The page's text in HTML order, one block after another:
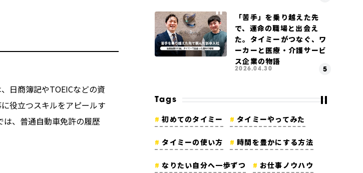
日商簿記やTOEICなどの資
役立つスキルをアピールす
は、普通自動車免許の履歴
「苦手」を乗り越えた先
で、運命の職場と出会え
た。タイミーがつなぐ、ワ
ーカーと医療・介護サービ
ス企業の物語
2026.04.30
Tags
初めてのタイミー タイミーやってみた
タイミーの使い方 時間を豊かにする方法
なりたい自分へ一歩ずつ お仕事ノウハウ